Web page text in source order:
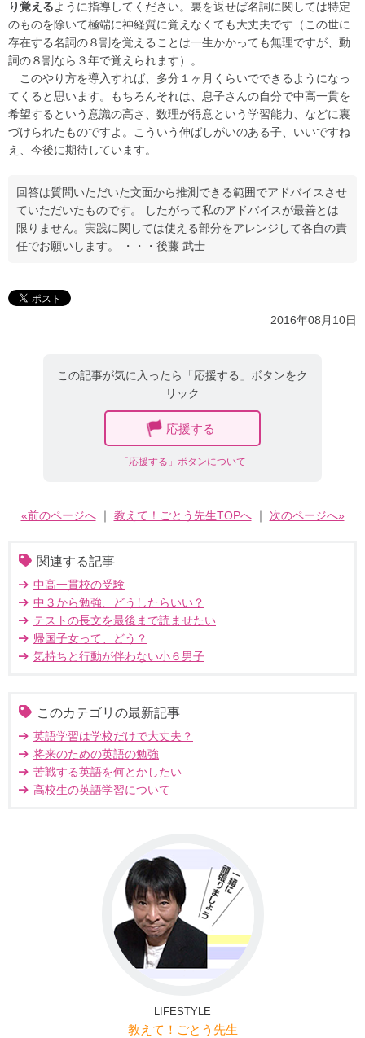
り覚えるように指導してください。裏を返せば名詞に関しては特定
のものを除いて極端に神経質に覚えなくても大丈夫です（この世に
存在する名詞の８割を覚えることは一生かかっても無理ですが、動
詞の８割なら３年で覚えられます）。
このやり方を導入すれば、多分１ヶ月くらいでできるようになっ
てくると思います。もちろんそれは、息子さんの自分で中高一貫を
希望するという意識の高さ、数理が得意という学習能力、などに裏
づけられたものですよ。こういう伸ばしがいのある子、いいですね
え、今後に期待しています。
回答は質問いただいた文面から推測できる範囲でアドバイスさせ
ていただいたものです。 したがって私のアドバイスが最善とは
限りません。実践に関しては使える部分をアレンジして各自の責
任でお願いします。 ・・・後藤 武士
2016年08月10日
この記事が気に入ったら「応援する」ボタンをク
リック
応援する
「応援する」ボタンについて
«前のページへ｜ 教えて！ごとう先生TOPへ｜ 次のページへ»
関連する記事
中高一貫校の受験
中３から勉強、どうしたらいい？
テストの長文を最後まで読ませたい
帰国子女って、どう？
気持ちと行動が伴わない小６男子
このカテゴリの最新記事
英語学習は学校だけで大丈夫？
将来のための英語の勉強
苦戦する英語を何とかしたい
高校生の英語学習について
LIFESTYLE
教えて！ごとう先生